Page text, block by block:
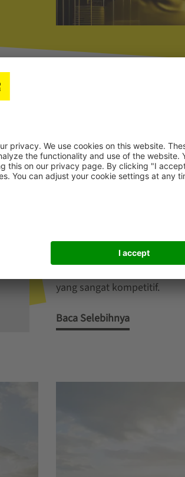
Ketersediaan barang yang
memasok pelanggannya
online, hal ini memainkan
yang disesuaikan dengan
menjamin ketersediaan
intralogistik yang kuat
mempertahankan dan
yang sangat kompetitif.
Baca Selebihnya